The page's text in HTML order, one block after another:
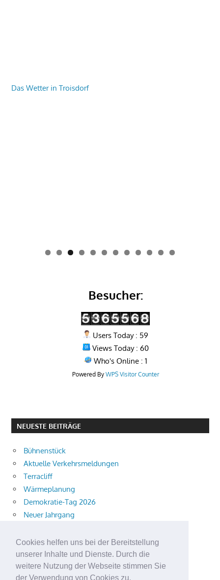
Cookies helfen uns bei der Bereitstellung
unserer Inhalte und Dienste. Durch die
weitere Nutzung der Webseite stimmen Sie
der Verwendung von Cookies zu.
Das Wetter in Troisdorf
0 1 2
Besucher:
Users Today : 59
Views Today : 60
Who's Online : 1
Powered By WPS Visitor Counter
NEUESTE BEITRÄGE
Bühnenstück
Aktuelle Verkehrsmeldungen
Terracliff
Wärmeplanung
Demokratie-Tag 2026
Neuer Jahrgang
Neue Auszubildende starten
Schulweg mit i-Dötzchen
Summersoul